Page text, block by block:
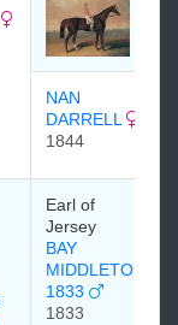
NAN
DARRELL
1844
Earl of
Jersey
BAY
MIDDLETON
1833
1833